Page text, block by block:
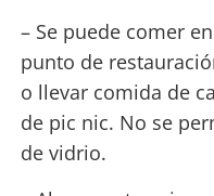
– Se puede comer
punto de
o llevar comida de
de pic nic. No se
de vidrio.